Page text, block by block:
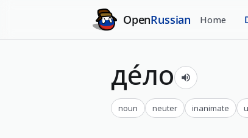
OpenRussian Home
де́ло
noun neuter inanimate